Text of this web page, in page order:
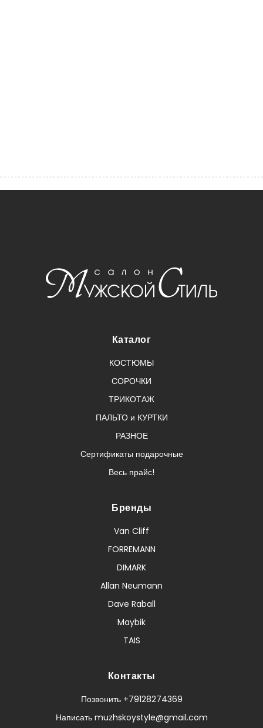
Каталог
КОСТЮМЫ
СОРОЧКИ
ТРИКОТАЖ
ПАЛЬТО и КУРТКИ
РАЗНОЕ
Сертификаты подарочные
Весь прайс!
Бренды
Van Cliff
FORREMANN
DIMARK
Allan Neumann
Dave Raball
Maybik
TAIS
Контакты
Позвонить +79128274369
Написать muzhskoystyle@gmail.com